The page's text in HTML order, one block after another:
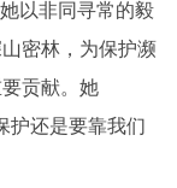
以非同寻常的毅
密林，为保护濒
贡献。她
护还是要靠我们